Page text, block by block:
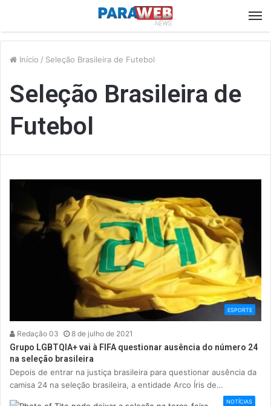
Início / Seleção Brasileira de Futebol
Seleção Brasileira de
Futebol
ESPORTE
Redação 03 8 de julho de 2021
Grupo LGBTQIA+ vai à FIFA questionar ausência do número 24
na seleção brasileira
Depois de entrar na justiça brasileira para questionar ausência da
camisa 24 na seleção brasileira, a entidade Arco Íris de…
NOTÍCIAS